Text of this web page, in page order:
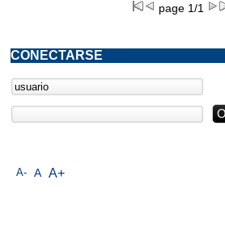
page 1/1
A- A A+
CONECTARSE